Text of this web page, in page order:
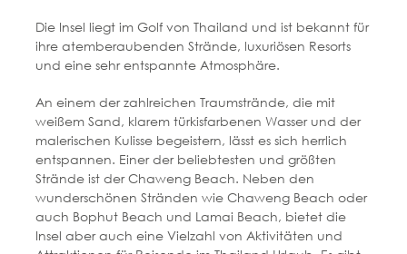
Die Insel liegt im Golf von Thailand und ist bekannt für
ihre atemberaubenden Strände, luxuriösen Resorts
und eine sehr entspannte Atmosphäre.
An einem der zahlreichen Traumstrände, die mit
weißem Sand, klarem türkisfarbenen Wasser und der
malerischen Kulisse begeistern, lässt es sich herrlich
entspannen. Einer der beliebtesten und größten
Strände ist der Chaweng Beach. Neben den
wunderschönen Stränden wie Chaweng Beach oder
auch Bophut Beach und Lamai Beach, bietet die
Insel aber auch eine Vielzahl von Aktivitäten und